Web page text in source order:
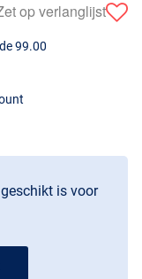
op verlanglijst
99.00
is voor